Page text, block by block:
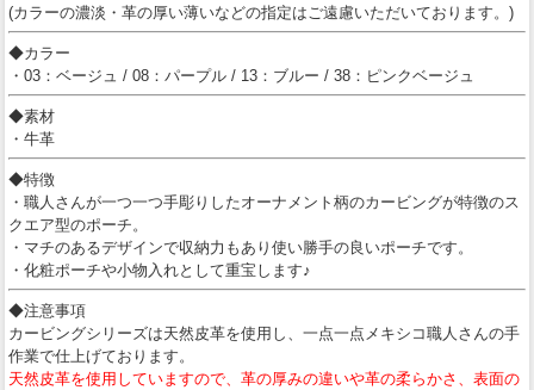
(カラーの濃淡・革の厚い薄いなどの指定はご遠慮いただいております。)
◆カラー
・03：ベージュ / 08：パープル / 13：ブルー / 38：ピンクベージュ
◆素材
・牛革
◆特徴
・職人さんが一つ一つ手彫りしたオーナメント柄のカービングが特徴のス
クエア型のポーチ。
・マチのあるデザインで収納力もあり使い勝手の良いポーチです。
・化粧ポーチや小物入れとして重宝します♪
◆注意事項
カービングシリーズは天然皮革を使用し、一点一点メキシコ職人さんの手
作業で仕上げております。
天然皮革を使用していますので、革の厚みの違いや革の柔らかさ、表面の